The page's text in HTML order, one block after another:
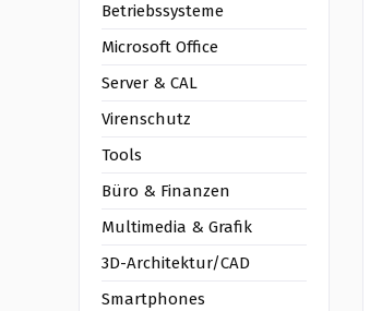
Betriebssysteme
Microsoft Office
Server & CAL
Virenschutz
Tools
Büro & Finanzen
Multimedia & Grafik
3D-Architektur/CAD
Smartphones